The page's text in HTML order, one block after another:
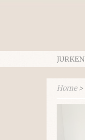
JURKEN
Home>